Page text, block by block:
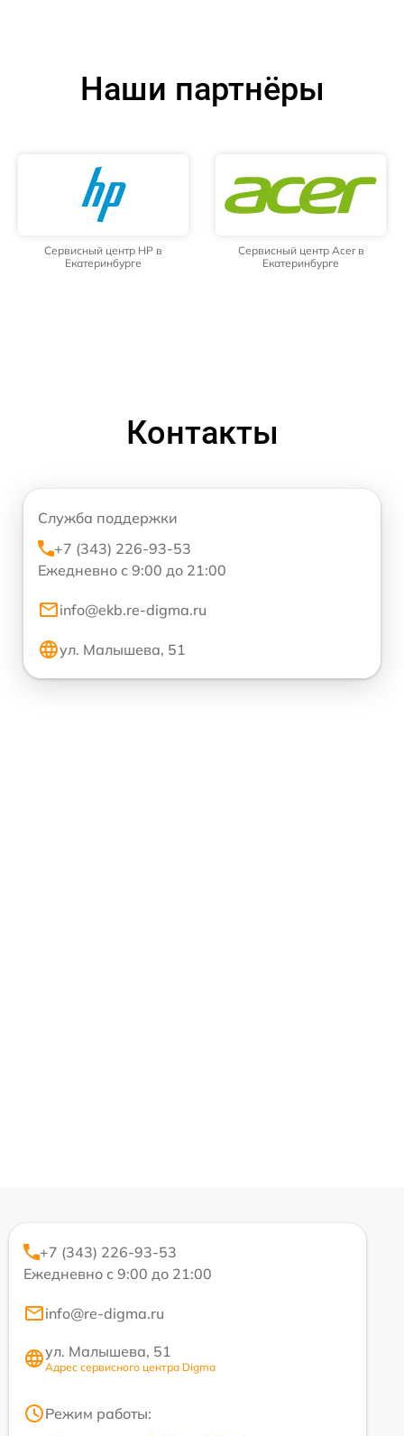
Наши партнёры
Сервисный центр HP в
Екатеринбурге
Сервисный центр Acer в
Екатеринбурге
Контакты
Служба поддержки
+7 (343) 226-93-53
Ежедневно с 9:00 до 21:00
info@ekb.re-digma.ru
ул. Малышева, 51
+7 (343) 226-93-53
Ежедневно с 9:00 до 21:00
info@re-digma.ru
ул. Малышева, 51
Адрес сервисного центра Digma
Режим работы: